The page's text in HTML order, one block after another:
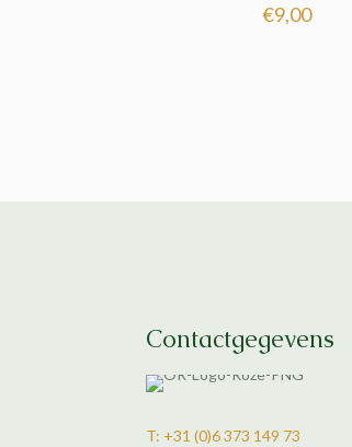
€9,00
Contactgegevens
T: +31 (0)6 373 149 73